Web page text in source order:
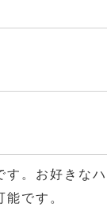
す。お好きなハ
です。